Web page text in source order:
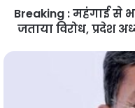
Breaking : महंगाई से
जताया विरोध, प्रदेश